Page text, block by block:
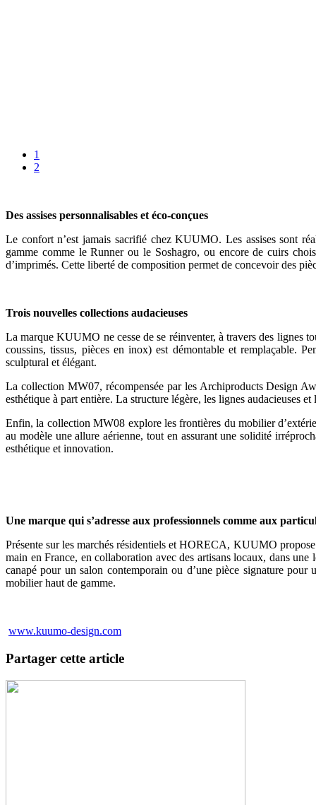
1
2
Des assises personnalisables et éco-conçues
Le confort n’est jamais sacrifié chez KUUMO. Les assises sont
gamme comme le Runner ou le Soshagro, ou encore de cuirs
d’imprimés. Cette liberté de composition permet de concevoir des
Trois nouvelles collections audacieuses
La marque KUUMO ne cesse de se réinventer, à travers des lignes
coussins, tissus, pièces en inox) est démontable et remplaçable.
sculptural et élégant.
La collection MW07, récompensée par les Archiproducts Design
esthétique à part entière. La structure légère, les lignes audacieuses
Enfin, la collection MW08 explore les frontières du mobilier
au modèle une allure aérienne, tout en assurant une solidité
esthétique et innovation.
Une marque qui s’adresse aux professionnels comme aux
Présente sur les marchés résidentiels et HORECA, KUUMO
main en France, en collaboration avec des artisans locaux, dans
canapé pour un salon contemporain ou d’une pièce signature
mobilier haut de gamme.
www.kuumo-design.com
Partager cette article